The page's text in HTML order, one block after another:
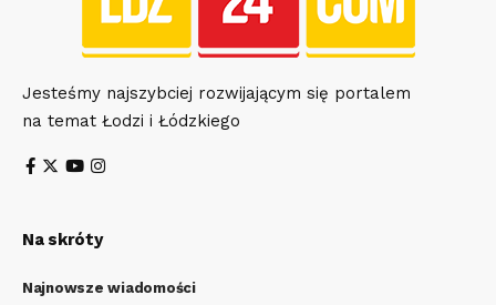
Jesteśmy najszybciej rozwijającym się portalem
na temat Łodzi i Łódzkiego
Na skróty
Najnowsze wiadomości